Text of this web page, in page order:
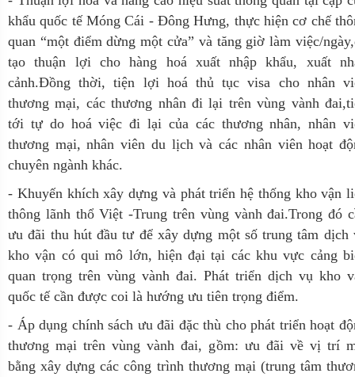
khẩu quốc tế Móng Cái - Đông Hưng, thực hiện cơ chế
quan “một điểm dừng một cửa” và tăng giờ làm việc/
tạo thuận lợi cho hàng hoá xuất nhập khẩu, xuất
cảnh.Đồng thời, tiện lợi hoá thủ tục visa cho nhân
thương mại, các thương nhân đi lại trên vùng vành
tới tự do hoá việc đi lại của các thương nhân, nhân
thương mại, nhân viên du lịch và các nhân viên hoạt
chuyên ngành khác.
- Khuyến khích xây dựng và phát triển hệ thống kho vận
thông lãnh thổ Việt -Trung trên vùng vành đai.Trong đó
ưu đãi thu hút đầu tư để xây dựng một số trung tâm dịch
kho vận có qui mô lớn, hiện đại tại các khu vực cảng
quan trọng trên vùng vành đai. Phát triển dịch vụ kho
quốc tế cần được coi là hướng ưu tiên trọng điểm.
- Áp dụng chính sách ưu đãi đặc thù cho phát triển hoạt
thương mại trên vùng vành đai, gồm: ưu đãi về vị trí
bằng xây dựng các công trình thương mại (trung tâm